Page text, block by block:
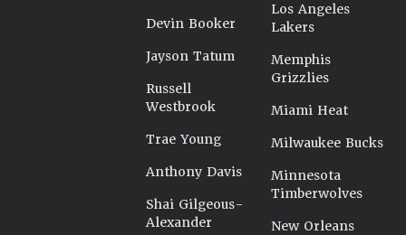
Devin Booker
Jayson Tatum
Russell
Westbrook
Trae Young
Anthony Davis
Shai Gilgeous-
Alexander
Los Angeles
Lakers
Memphis
Grizzlies
Miami Heat
Milwaukee Bucks
Minnesota
Timberwolves
New Orleans